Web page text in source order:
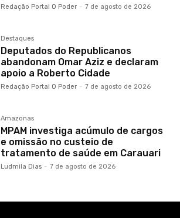
Redação Portal O Poder - 7 de agosto de 2026
Destaques
Deputados do Republicanos
abandonam Omar Aziz e declaram
apoio a Roberto Cidade
Redação Portal O Poder - 7 de agosto de 2026
Amazonas
MPAM investiga acúmulo de cargos
e omissão no custeio de
tratamento de saúde em Carauari
Ludmila Dias - 7 de agosto de 2026